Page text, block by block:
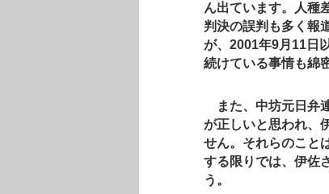
ん出ています。人種
判決の誤判も多く報
が、2001年9月11日
続けている事情も綿
また、中坊元日弁
が正しいと思われ、
せん。それらのこと
する限りでは、伊佐
う。